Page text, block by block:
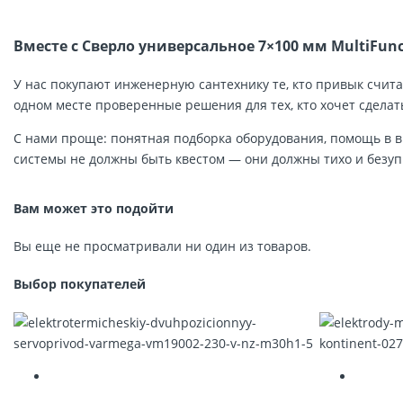
Вместе с Сверло универсальное 7×100 мм
У нас покупают инженерную сантехнику те, кто привык
одном месте проверенные решения для тех, кто хочет
С нами проще: понятная подборка оборудования, помощь в
системы не должны быть квестом — они должны тихо и
Вам может это подойти
Вы еще не просматривали ни один из товаров.
Выбор покупателей